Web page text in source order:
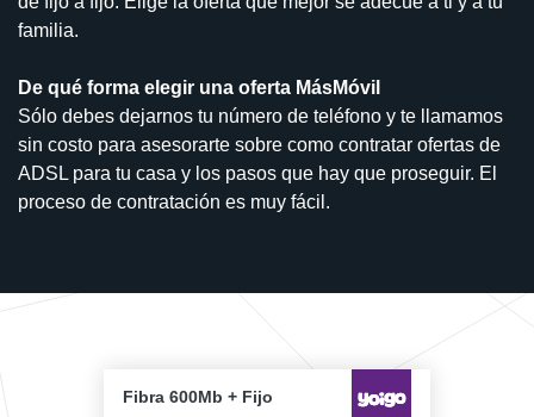
familia.
De qué forma elegir una oferta MásMóvil
Sólo debes dejarnos tu número de teléfono y te llamamos
sin costo para asesorarte sobre como contratar ofertas de
ADSL para tu casa y los pasos que hay que proseguir. El
proceso de contratación es muy fácil.
Fibra 600Mb + Fijo